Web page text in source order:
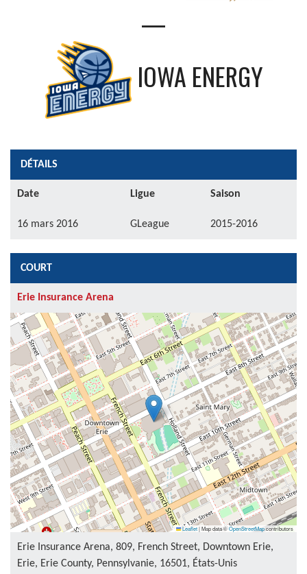
—
IOWA ENERGY
DÉTAILS
Date Ligue Saison
16 mars 2016 GLeague 2015-2016
COURT
Erie Insurance Arena
Leaflet|Map data ©OpenStreetMapcontributors
Erie Insurance Arena, 809, French Street, Downtown Erie,
Erie, Erie County, Pennsylvanie, 16501, États-Unis